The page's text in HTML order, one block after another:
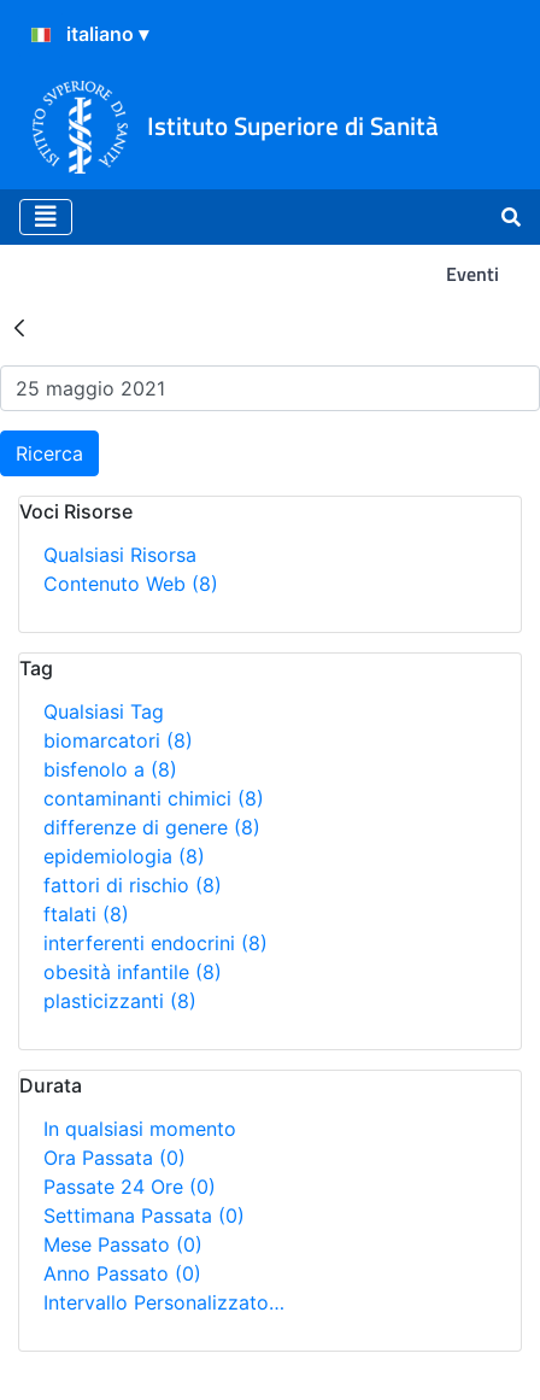
Istituto Superiore di Sanità
Eventi
Risultati della Ricerca -
Ricerca
Voci Risorse
Qualsiasi Risorsa
Contenuto Web (8)
Tag
Qualsiasi Tag
biomarcatori (8)
bisfenolo a (8)
contaminanti chimici (8)
differenze di genere (8)
epidemiologia (8)
fattori di rischio (8)
ftalati (8)
interferenti endocrini (8)
obesità infantile (8)
plasticizzanti (8)
Durata
In qualsiasi momento
Ora Passata (0)
Passate 24 Ore (0)
Settimana Passata (0)
Mese Passato (0)
Anno Passato (0)
Intervallo Personalizzato…